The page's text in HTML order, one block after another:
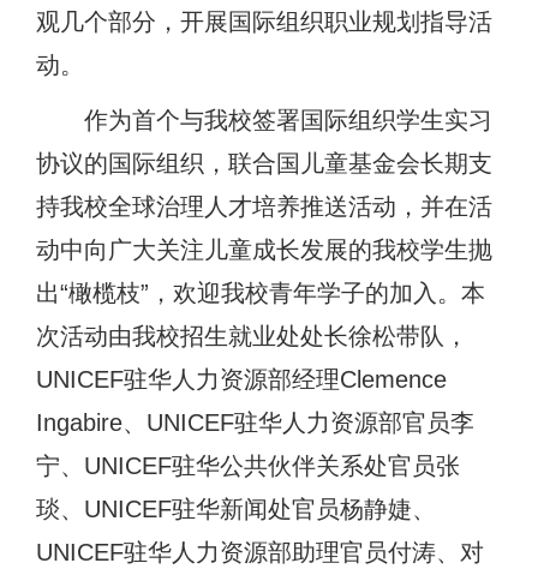
观几个部分 ，开展国际组织职业规划指导活
动。
作为首个与我校签署国际组织学生实习
协议的国际组织，联合国儿童基金会长期支
持我校全球治理人才培养推送活动，并在活
动中向广大关注儿童成长发展的我校学生抛
出“橄榄枝”，欢迎我校青年学子的加入。本
次活动由我校招生就业处处长徐松带队，
UNICEF驻华人力资源部经理Clemence
Ingabire、UNICEF驻华人力资源部官员李
宁、UNICEF驻华公共伙伴关系处官员张
琰、UNICEF驻华新闻处官员杨静婕、
UNICEF驻华人力资源部助理官员付涛、对